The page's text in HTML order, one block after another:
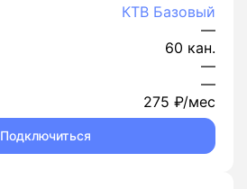
КТВ Базовый
—
60 кан.
—
—
275 ₽/мес
Подключиться